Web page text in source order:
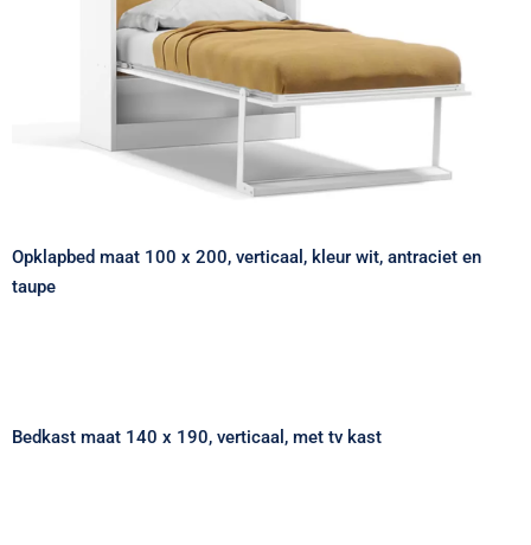
Opklapbed maat 100 x 200, verticaal, kleur wit, antraciet en
taupe
Bedkast maat 140 x 190, verticaal, met tv kast